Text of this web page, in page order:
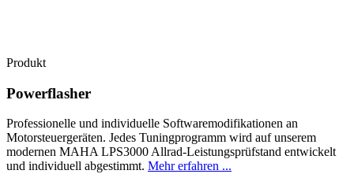
Produkt
Powerflasher
Professionelle und individuelle Softwaremodifikationen an
Motorsteuergeräten. Jedes Tuningprogramm wird auf unserem
modernen MAHA LPS3000 Allrad-Leistungsprüfstand entwickelt
und individuell abgestimmt. Mehr erfahren ...